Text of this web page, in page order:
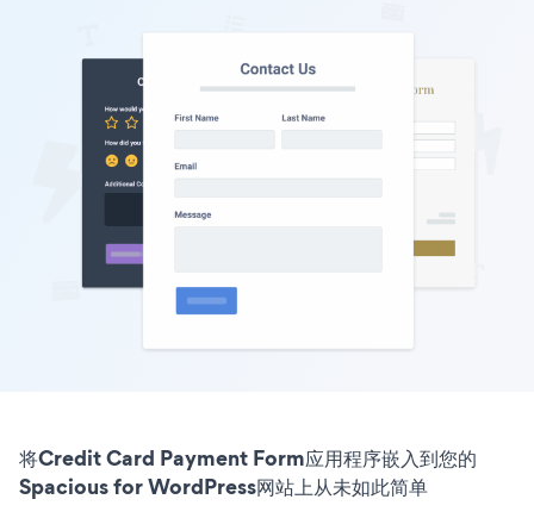
将Credit Card Payment Form应用程序嵌入到您的
Spacious for WordPress网站上从未如此简单